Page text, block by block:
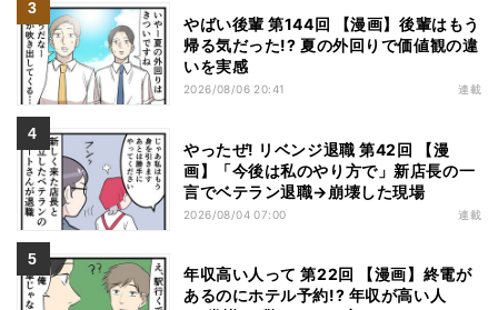
やばい後輩 第144回 【漫画】後輩はもう
帰る気だった!? 夏の外回りで価値観の違
いを実感
2026/08/06 20:41 連載
やったぜ! リベンジ退職 第42回 【漫
画】「今後は私のやり方で」新店長の一
言でベテラン退職→崩壊した現場
2026/08/04 07:00 連載
年収高い人って 第22回 【漫画】終電が
あるのにホテル予約!? 年収が高い人